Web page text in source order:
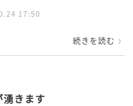
17:50
続きを読む
湧きます